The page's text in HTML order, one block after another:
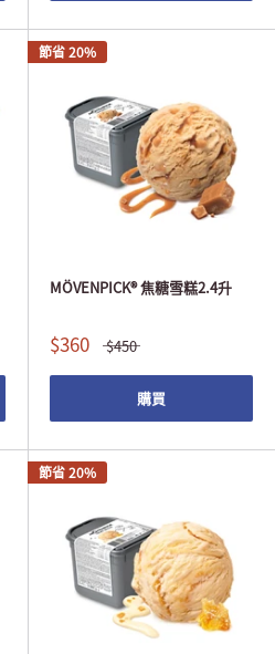
節省 20%
MÖVENPICK® 焦糖雪糕2.4升
$360 $450
購買
節省 20%